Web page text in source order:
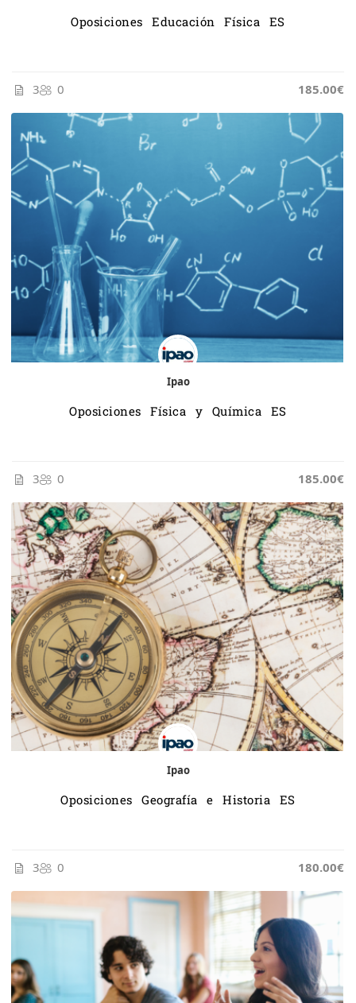
Oposiciones Educación Física ES
3 0 185.00€
Ipao
Oposiciones Física y Química ES
3 0 185.00€
Ipao
Oposiciones Geografía e Historia ES
3 0 180.00€